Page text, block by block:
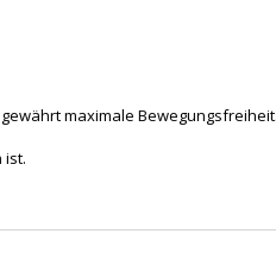
maximale Bewegungsfreiheit.
ist.